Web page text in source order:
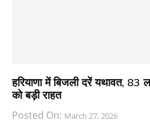
हरियाणा में बिजली दरें यथावत,
को बड़ी राहत
Posted On: March 27, 2026